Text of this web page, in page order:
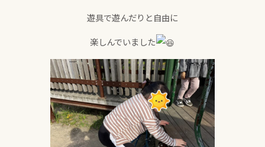
遊具で遊んだりと自由に
楽しんでいました